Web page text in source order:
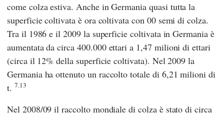
come colza estiva. Anche in Germania quasi tutta la
superficie coltivata è ora coltivata con 00 semi di colza.
Tra il 1986 e il 2009 la superficie coltivata in Germania è
aumentata da circa 400.000 ettari a 1,47 milioni di ettari
(circa il 12% della superficie coltivata). Nel 2009 la
Germania ha ottenuto un raccolto totale di 6,21 milioni di
t. 7.13
Nel 2008/09 il raccolto mondiale di colza è stato di circa